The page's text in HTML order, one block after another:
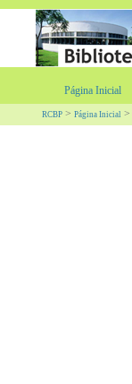
Página Inicial
RCBP > Página Inicial >